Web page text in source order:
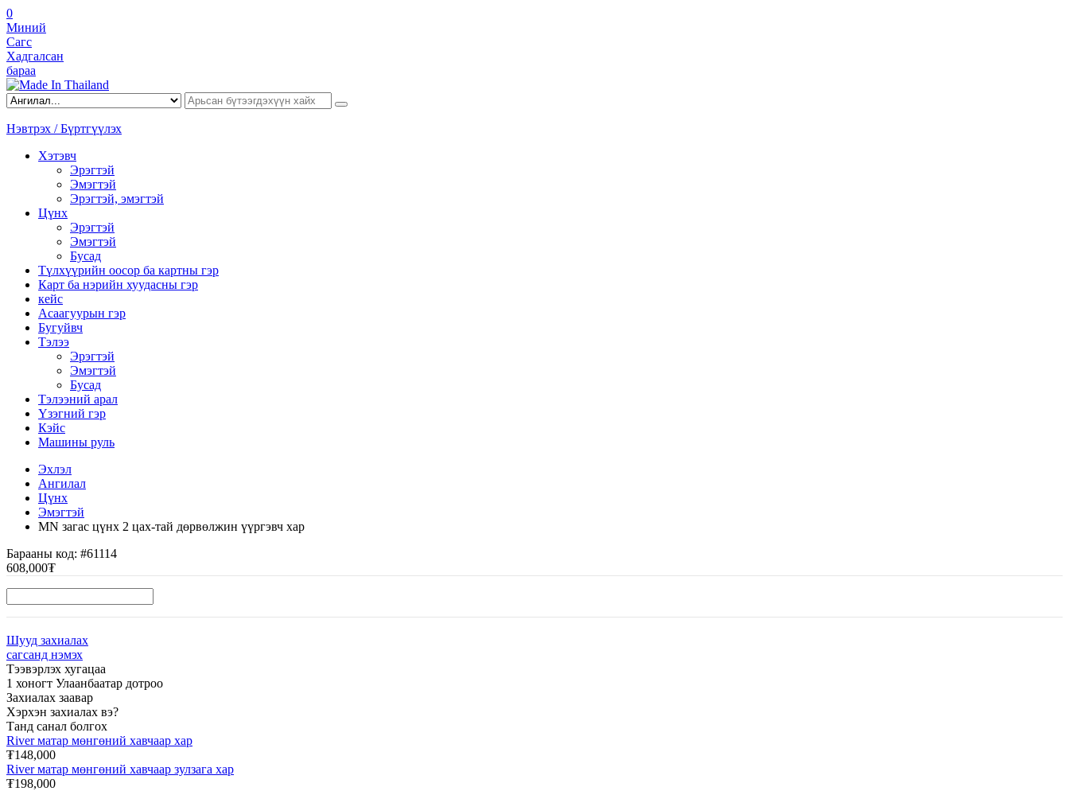
0
Миний
Сагс
Хадгалсан
бараа
Нэвтрэх / Бүртгүүлэх
Хэтэвч
Эрэгтэй
Эмэгтэй
Эрэгтэй, эмэгтэй
Цүнх
Эрэгтэй
Эмэгтэй
Бусад
Түлхүүрийн оосор ба картны гэр
Карт ба нэрийн хуудасны гэр
кейс
Асаагуурын гэр
Бугуйвч
Тэлээ
Эрэгтэй
Эмэгтэй
Бусад
Тэлээний арал
Үзэгний гэр
Кэйс
Машины руль
Эхлэл
Ангилал
Цүнх
Эмэгтэй
MN загас цүнх 2 цах-тай дөрвөлжин үүргэвч хар
Барааны код: #61114
608,000₮
Шууд захиалах
сагсанд нэмэх
Тээвэрлэх хугацаа
1 хоногт Улаанбаатар дотроо
Захиалах заавар
Хэрхэн захиалах вэ?
Танд санал болгох
River матар мөнгөний хавчаар хар
₮148,000
River матар мөнгөний хавчаар зулзага хар
₮198,000